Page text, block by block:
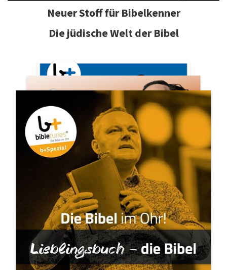
Neuer Stoff für Bibelkenner
Die jüdische Welt der Bibel